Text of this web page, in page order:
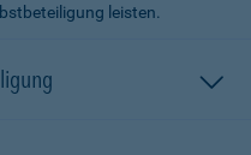
leisten.